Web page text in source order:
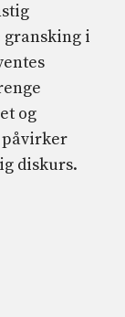
gransking i
og
diskurs.